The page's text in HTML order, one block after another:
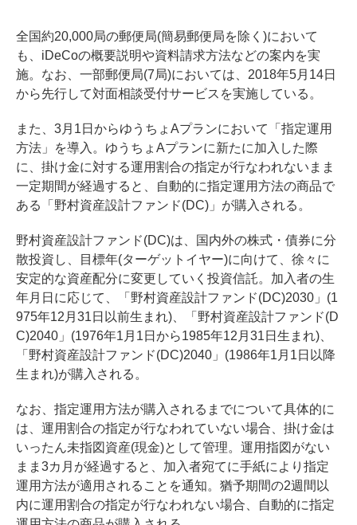
全国約20,000局の郵便局(簡易郵便局を除く)において
も、iDeCoの概要説明や資料請求方法などの案内を実
施。なお、一部郵便局(7局)においては、2018年5月14日
から先行して対面相談受付サービスを実施している。
また、3月1日からゆうちょAプランにおいて「指定運用
方法」を導入。ゆうちょAプランに新たに加入した際
に、掛け金に対する運用割合の指定が行なわれないまま
一定期間が経過すると、自動的に指定運用方法の商品で
ある「野村資産設計ファンド(DC)」が購入される。
野村資産設計ファンド(DC)は、国内外の株式・債券に分
散投資し、目標年(ターゲットイヤー)に向けて、徐々に
安定的な資産配分に変更していく投資信託。加入者の生
年月日に応じて、「野村資産設計ファンド(DC)2030」(1
975年12月31日以前生まれ)、「野村資産設計ファンド(D
C)2040」(1976年1月1日から1985年12月31日生まれ)、
「野村資産設計ファンド(DC)2040」(1986年1月1日以降
生まれ)が購入される。
なお、指定運用方法が購入されるまでについて具体的に
は、運用割合の指定が行なわれていない場合、掛け金は
いったん未指図資産(現金)として管理。運用指図がない
まま3カ月が経過すると、加入者宛てに手紙により指定
運用方法が適用されることを通知。猶予期間の2週間以
内に運用割合の指定が行なわれない場合、自動的に指定